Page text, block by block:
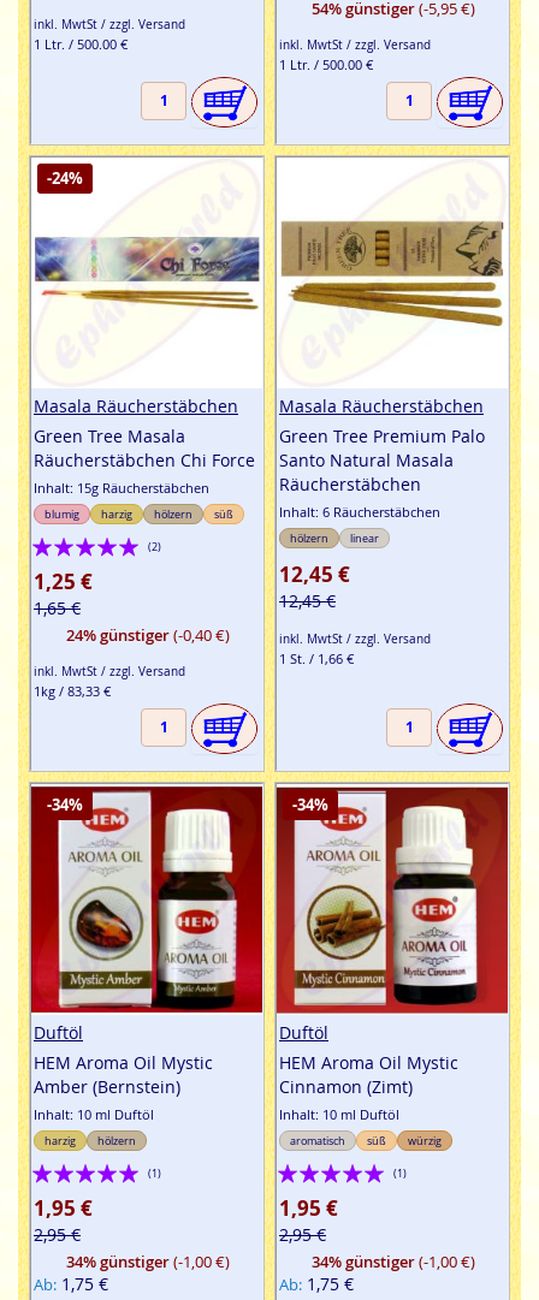
inkl. MwtSt / zzgl. Versand
1 Ltr. / 500.00 €
54% günstiger(-5,95 €)
inkl. MwtSt / zzgl. Versand
1 Ltr. / 500.00 €
-24%
Masala Räucherstäbchen
Green Tree Masala
Räucherstäbchen Chi Force
Inhalt: 15g Räucherstäbchen
blumig harzig hölzern süß
Bewertung:
100%
(2)
1,25 €
1,65 €
24% günstiger(-0,40 €)
inkl. MwtSt / zzgl. Versand
1kg / 83,33 €
Masala Räucherstäbchen
Green Tree Premium Palo
Santo Natural Masala
Räucherstäbchen
Inhalt: 6 Räucherstäbchen
hölzern linear
12,45 €
12,45 €
inkl. MwtSt / zzgl. Versand
1 St. / 1,66 €
-34%
Duftöl
HEM Aroma Oil Mystic
Amber (Bernstein)
Inhalt: 10 ml Duftöl
harzig hölzern
Bewertung:
100%
(1)
1,95 €
2,95 €
34% günstiger(-1,00 €)
Ab 1,75 €
-34%
Duftöl
HEM Aroma Oil Mystic
Cinnamon (Zimt)
Inhalt: 10 ml Duftöl
aromatisch süß würzig
Bewertung:
100%
(1)
1,95 €
2,95 €
34% günstiger(-1,00 €)
Ab 1,75 €